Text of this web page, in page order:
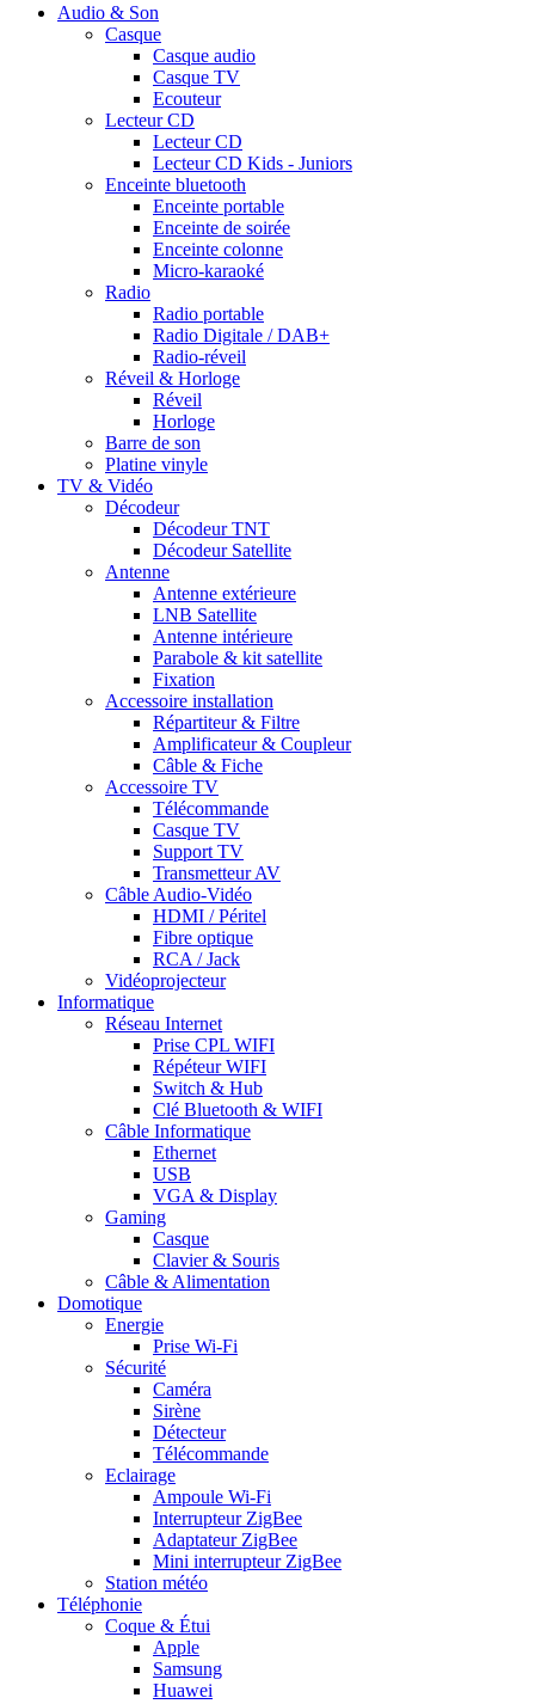
Audio & Son
Casque
Casque audio
Casque TV
Ecouteur
Lecteur CD
Lecteur CD
Lecteur CD Kids - Juniors
Enceinte bluetooth
Enceinte portable
Enceinte de soirée
Enceinte colonne
Micro-karaoké
Radio
Radio portable
Radio Digitale / DAB+
Radio-réveil
Réveil & Horloge
Réveil
Horloge
Barre de son
Platine vinyle
TV & Vidéo
Décodeur
Décodeur TNT
Décodeur Satellite
Antenne
Antenne extérieure
LNB Satellite
Antenne intérieure
Parabole & kit satellite
Fixation
Accessoire installation
Répartiteur & Filtre
Amplificateur & Coupleur
Câble & Fiche
Accessoire TV
Télécommande
Casque TV
Support TV
Transmetteur AV
Câble Audio-Vidéo
HDMI / Péritel
Fibre optique
RCA / Jack
Vidéoprojecteur
Informatique
Réseau Internet
Prise CPL WIFI
Répéteur WIFI
Switch & Hub
Clé Bluetooth & WIFI
Câble Informatique
Ethernet
USB
VGA & Display
Gaming
Casque
Clavier & Souris
Câble & Alimentation
Domotique
Energie
Prise Wi-Fi
Sécurité
Caméra
Sirène
Détecteur
Télécommande
Eclairage
Ampoule Wi-Fi
Interrupteur ZigBee
Adaptateur ZigBee
Mini interrupteur ZigBee
Station météo
Téléphonie
Coque & Étui
Apple
Samsung
Huawei